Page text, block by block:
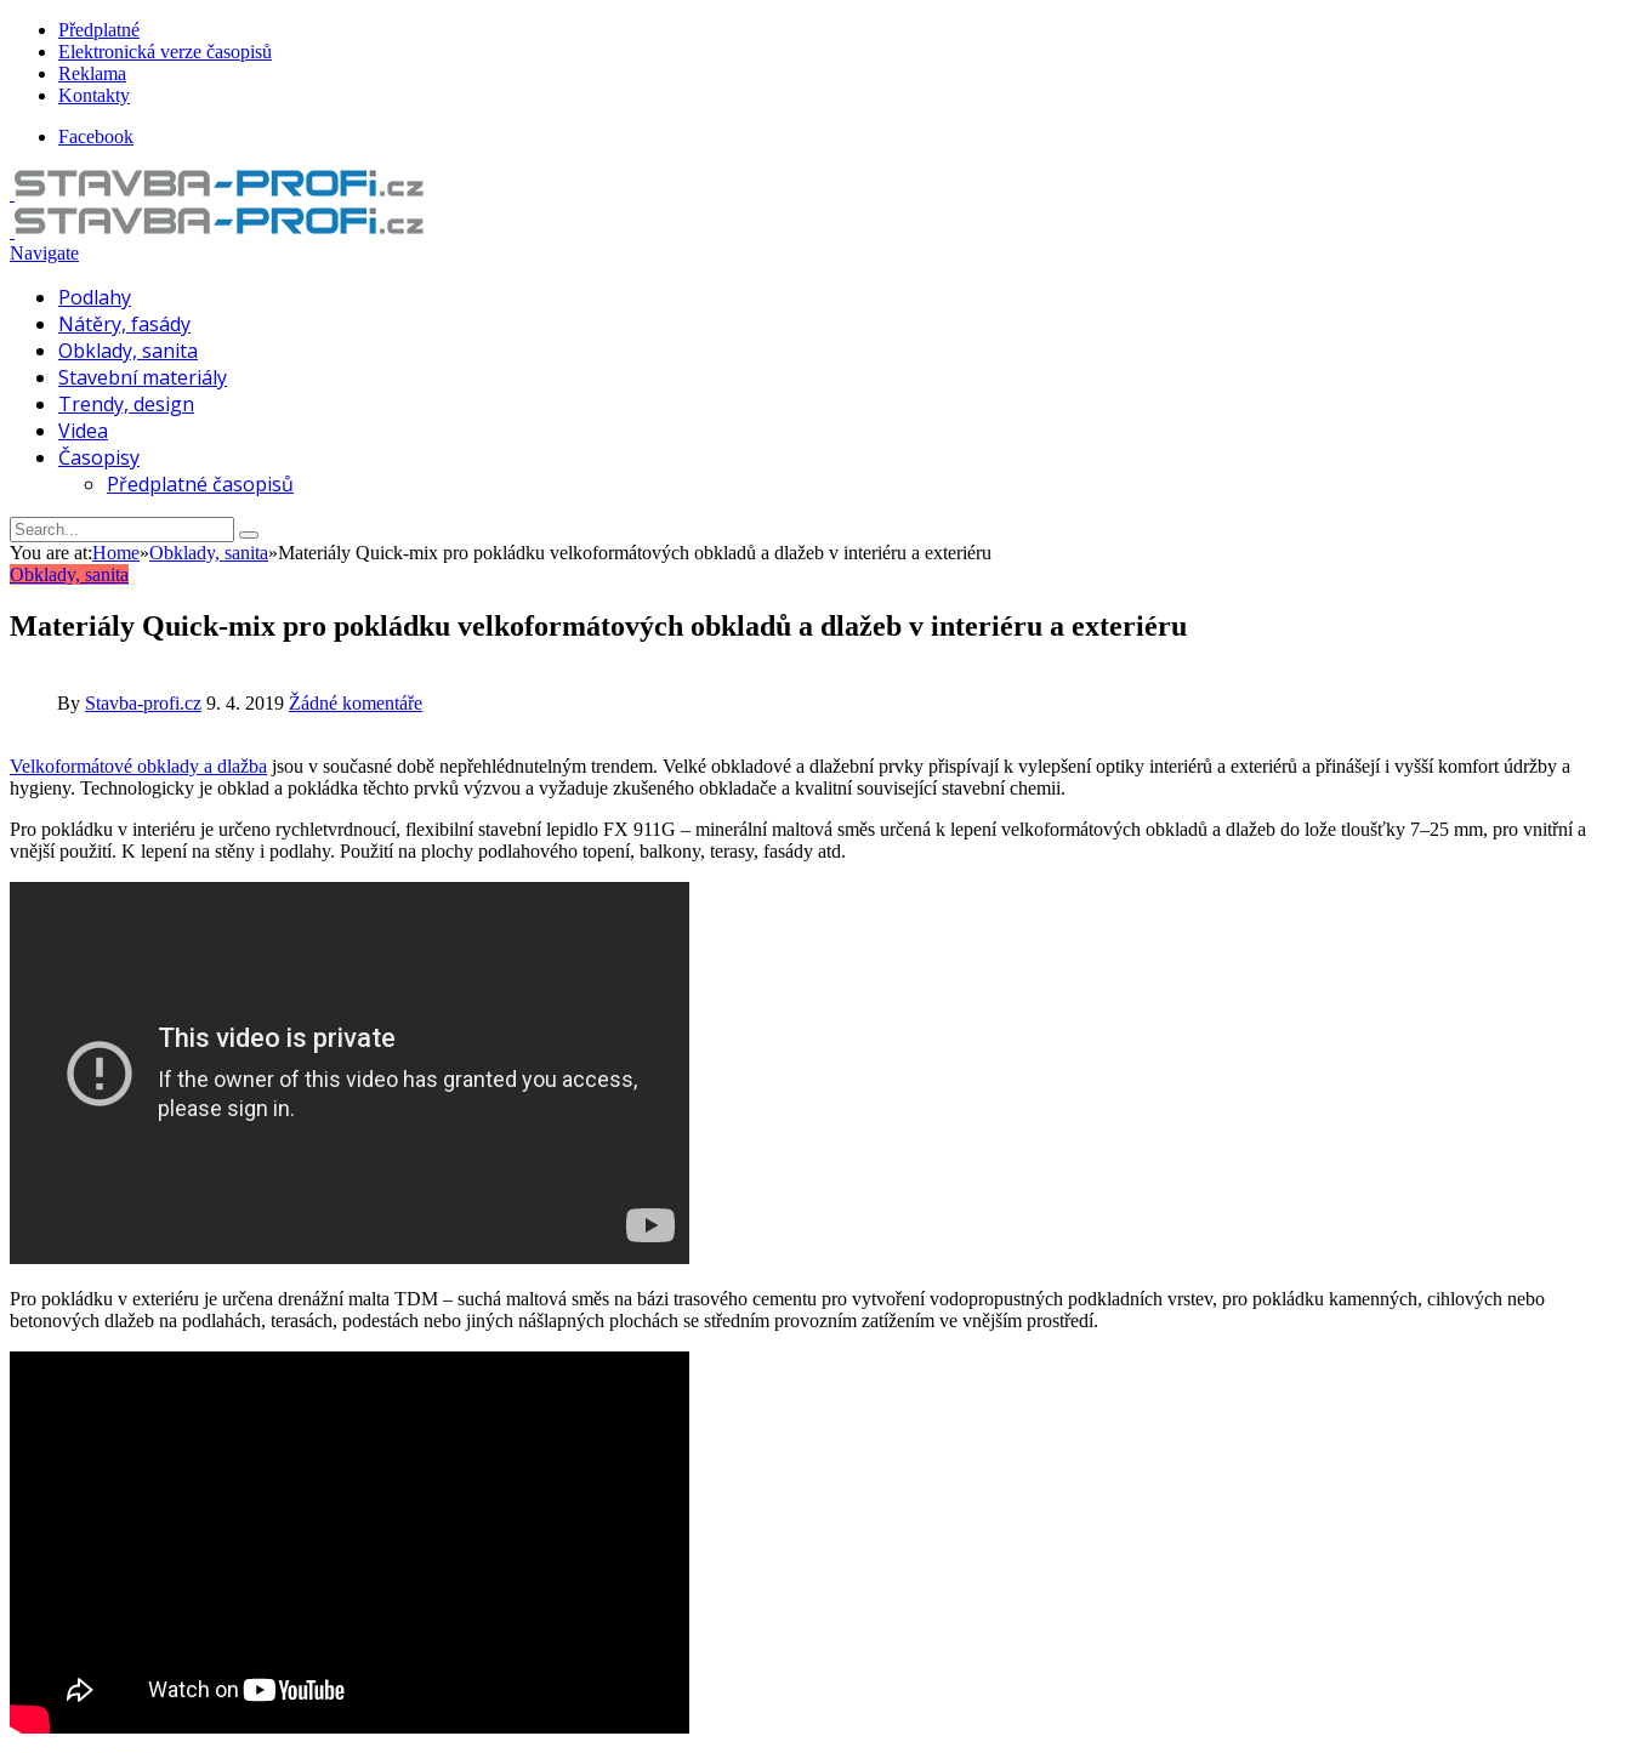
Předplatné
Elektronická verze časopisů
Reklama
Kontakty
Facebook
Navigate
Podlahy
Nátěry, fasády
Obklady, sanita
Stavební materiály
Trendy, design
Videa
Časopisy
Předplatné časopisů
You are at:Home»Obklady, sanita»Materiály Quick-mix pro pokládku velkoformátových obkladů a dlažeb v interiéru a exteriéru
Obklady, sanita
Materiály Quick-mix pro pokládku velkoformátových obkladů a dlažeb v interiéru a exteriéru
By Stavba-profi.cz 9. 4. 2019 Žádné komentáře
Velkoformátové obklady a dlažba jsou v současné době nepřehlédnutelným trendem. Velké obkladové a dlažební prvky přispívají k vylepšení optiky interiérů a exteriérů a přinášejí i vyšší komfort údržby a
hygieny. Technologicky je obklad a pokládka těchto prvků výzvou a vyžaduje zkušeného obkladače a kvalitní související stavební chemii.
Pro pokládku v interiéru je určeno rychletvrdnoucí, flexibilní stavební lepidlo FX 911G – minerální maltová směs určená k lepení velkoformátových obkladů a dlažeb do lože tloušťky 7–25 mm, pro vnitřní a
vnější použití. K lepení na stěny i podlahy. Použití na plochy podlahového topení, balkony, terasy, fasády atd.
Pro pokládku v exteriéru je určena drenážní malta TDM – suchá maltová směs na bázi trasového cementu pro vytvoření vodopropustných podkladních vrstev, pro pokládku kamenných, cihlových nebo
betonových dlažeb na podlahách, terasách, podestách nebo jiných nášlapných plochách se středním provozním zatížením ve vnějším prostředí.